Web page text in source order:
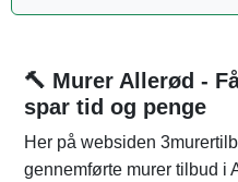
🔨 Murer Allerød -
spar tid og penge
Her på websiden
gennemførte murer tilbud i